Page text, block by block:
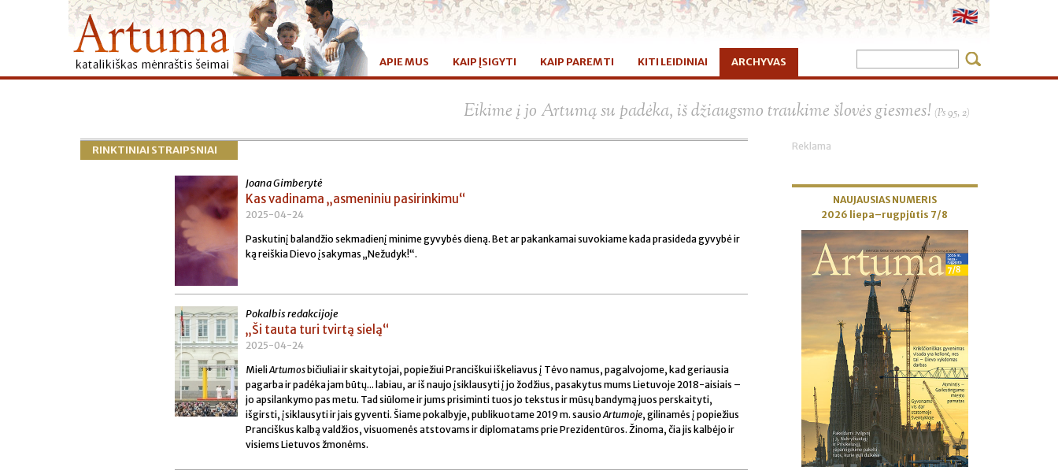
APIE MUS KAIP ĮSIGYTI KAIP PAREMTI KITI LEIDINIAI ARCHYVAS
Eikime į jo Artumą su padėka, iš džiaugsmo traukime šlovės giesmes! (Ps 95, 2)
RINKTINIAI STRAIPSNIAI
Joana Gimberytė
Kas vadinama „asmeniniu pasirinkimu“
2025-04-24
Paskutinį balandžio sekmadienį minime gyvybės dieną. Bet ar pakankamai suvokiame kada prasideda gyvybė ir
ką reiškia Dievo įsakymas „Nežudyk!“.
Pokalbis redakcijoje
„Ši tauta turi tvirtą sielą“
2025-04-24
MieliArtumosbičiuliai ir skaitytojai, popiežiui Pranciškui iškeliavus į Tėvo namus, pagalvojome, kad geriausia
pagarba ir padėka jam būtų... labiau, ar iš naujo įsiklausyti į jo žodžius, pasakytus mums Lietuvoje 2018-aisiais –
jo apsilankymo pas metu. Tad siūlome ir jums prisiminti tuos jo tekstus ir mūsų bandymą juos perskaityti,
išgirsti, įsiklausyti ir jais gyventi. Šiame pokalbyje, publikuotame 2019 m. sausioArtumoje, gilinamės į popiežius
Pranciškus kalbą valdžios, visuomenės atstovams ir diplomatams prie Prezidentūros. Žinoma, čia jis kalbėjo ir
visiems Lietuvos žmonėms.
Reklama
NAUJAUSIAS NUMERIS
2026 liepa–rugpjūtis 7/8